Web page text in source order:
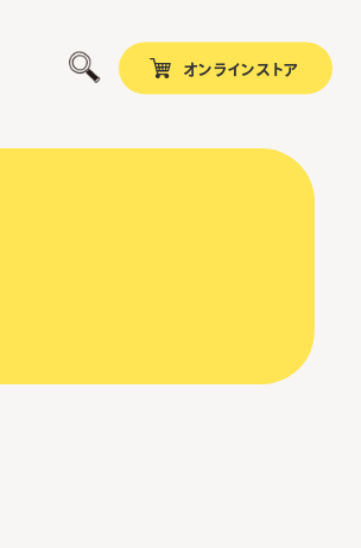
オンラインストア